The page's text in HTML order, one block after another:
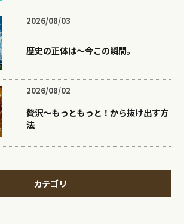
2026/08/03
歴史の正体は〜今この瞬間。
2026/08/02
贅沢〜もっともっと！から抜け出す方
法
カテゴリ